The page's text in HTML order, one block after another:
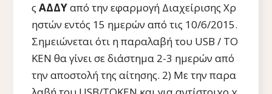
ς ΑΔΔΥαπό την εφαρμογή Διαχείρισης Χρ
ηστών εντός 15 ημερών από τις 10/6/2015.
Σημειώνεται ότι η παραλαβή του USB / ΤΟ
ΚΕΝ θα γίνει σε διάστημα 2-3 ημερών από
την αποστολή της αίτησης. 2) Με την παρα